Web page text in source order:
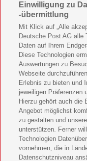
Wohnen & Garten
Mein schönes Land
Bild der Frau
11 Freunde
LEGO Ninjago
Brigitte Geschenkabo
GEOlino
Stern Crime
Einwilligung zu
-übermittlung
Mit Klick auf „Alle
Deutsche Post AG alle
Daten auf Ihrem
Diese Technologien
Auswertungen zu
Webseite
Erlebnis zu bieten und
jeweiligen Präferenzen
Hierzu gehört auch die
Angebot möglichst
zu gestalten und
unterstützen. Ferner
Technologien
vornehmen, die in
Datenschutzniveau